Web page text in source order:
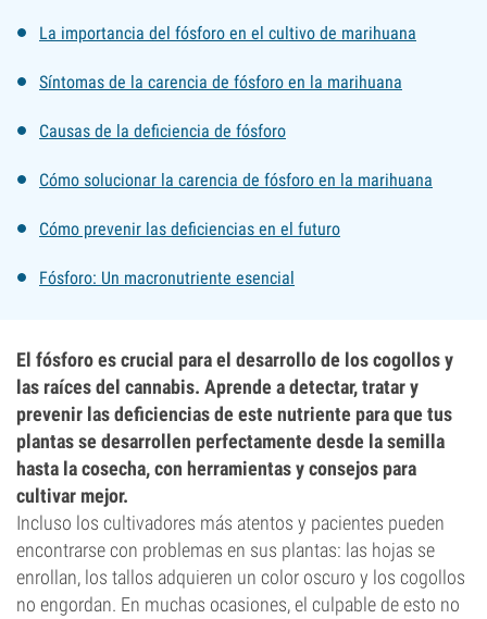
La importancia del fósforo en el cultivo de marihuana
Síntomas de la carencia de fósforo en la marihuana
Causas de la deficiencia de fósforo
Cómo solucionar la carencia de fósforo en la marihuana
Cómo prevenir las deficiencias en el futuro
Fósforo: Un macronutriente esencial
El fósforo es crucial para el desarrollo de los cogollos y
las raíces del cannabis. Aprende a detectar, tratar y
prevenir las deficiencias de este nutriente para que tus
plantas se desarrollen perfectamente desde la semilla
hasta la cosecha, con herramientas y consejos para
cultivar mejor.
Incluso los cultivadores más atentos y pacientes pueden
encontrarse con problemas en sus plantas: las hojas se
enrollan, los tallos adquieren un color oscuro y los cogollos
no engordan. En muchas ocasiones, el culpable de esto no